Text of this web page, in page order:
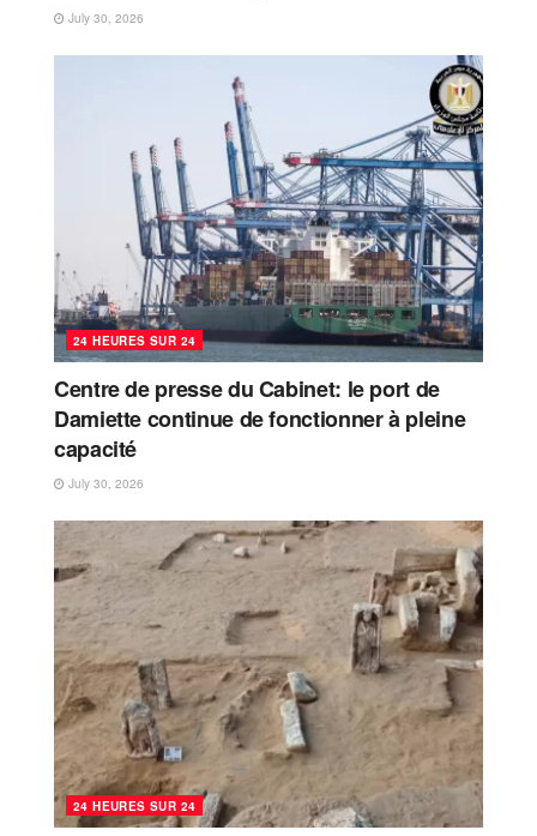
July 30, 2026
24 HEURES SUR 24
Centre de presse du Cabinet: le port de
Damiette continue de fonctionner à pleine
capacité
July 30, 2026
24 HEURES SUR 24